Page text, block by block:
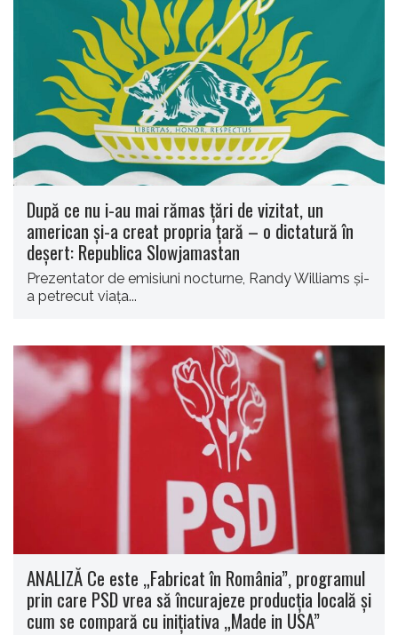
După ce nu i-au mai rămas ţări de vizitat, un
american şi-a creat propria ţară – o dictatură în
deşert: Republica Slowjamastan
Prezentator de emisiuni nocturne, Randy Williams şi-
a petrecut viaţa...
ANALIZĂ Ce este „Fabricat în România”, programul
prin care PSD vrea să încurajeze producția locală și
cum se compară cu inițiativa „Made in USA”